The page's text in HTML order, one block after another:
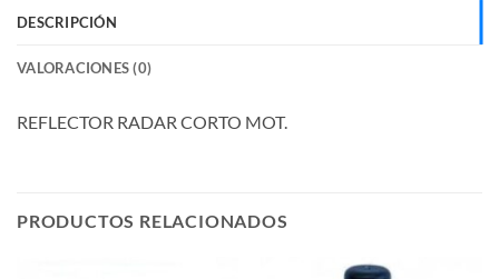
DESCRIPCIÓN
VALORACIONES (0)
REFLECTOR RADAR CORTO MOT.
PRODUCTOS RELACIONADOS